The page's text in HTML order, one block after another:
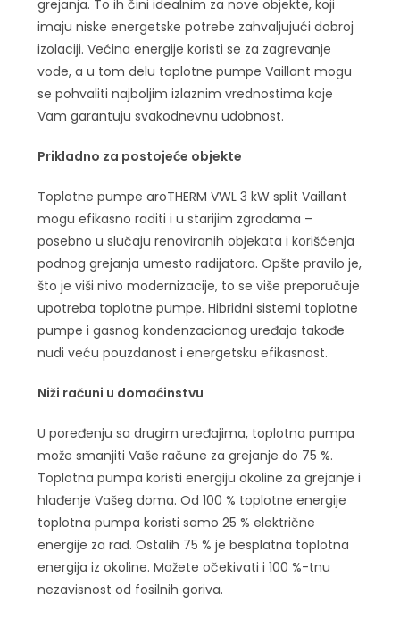
grejanja. To ih čini idealnim za nove objekte, koji
imaju niske energetske potrebe zahvaljujući dobroj
izolaciji. Većina energije koristi se za zagrevanje
vode, a u tom delu toplotne pumpe Vaillant mogu
se pohvaliti najboljim izlaznim vrednostima koje
Vam garantuju svakodnevnu udobnost.
Prikladno za postojeće objekte
Toplotne pumpe aroTHERM VWL 3 kW split Vaillant
mogu efikasno raditi i u starijim zgradama –
posebno u slučaju renoviranih objekata i korišćenja
podnog grejanja umesto radijatora. Opšte pravilo je,
što je viši nivo modernizacije, to se više preporučuje
upotreba toplotne pumpe. Hibridni sistemi toplotne
pumpe i gasnog kondenzacionog uređaja takođe
nudi veću pouzdanost i energetsku efikasnost.
Niži računi u domaćinstvu
U poređenju sa drugim uređajima, toplotna pumpa
može smanjiti Vaše račune za grejanje do 75 %.
Toplotna pumpa koristi energiju okoline za grejanje i
hlađenje Vašeg doma. Od 100 % toplotne energije
toplotna pumpa koristi samo 25 % električne
energije za rad. Ostalih 75 % je besplatna toplotna
energija iz okoline. Možete očekivati i 100 %-tnu
nezavisnost od fosilnih goriva.